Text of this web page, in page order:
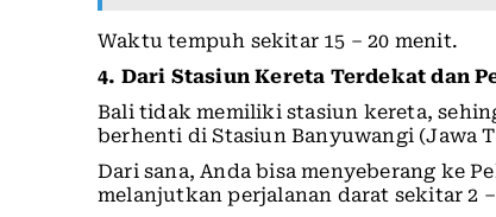
Waktu tempuh sekitar 15 – 20 menit.
4. Dari Stasiun Kereta Terdekat dan
Bali tidak memiliki stasiun kereta,
berhenti di Stasiun Banyuwangi (Jawa
Dari sana, Anda bisa menyeberang ke
melanjutkan perjalanan darat sekitar 2